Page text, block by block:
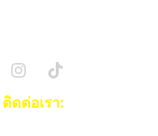
ดต่อเรา: